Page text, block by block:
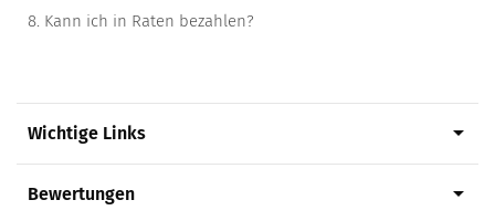
8. Kann ich in Raten bezahlen?
Wichtige Links arrow_drop_down
Bewertungen arrow_drop_down